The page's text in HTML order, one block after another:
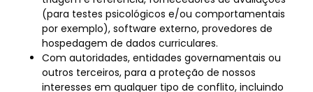
(para testes psicológicos e/ou comportamentais
por exemplo), software externo, provedores de
hospedagem de dados curriculares.
Com autoridades, entidades governamentais ou
outros terceiros, para a proteção de nossos
interesses em qualquer tipo de conflito, incluindo